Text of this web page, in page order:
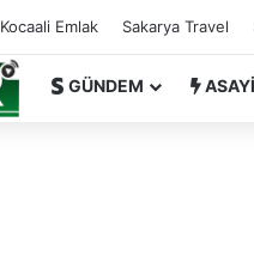
Kocaali Emlak Sakarya Travel
GÜNDEM